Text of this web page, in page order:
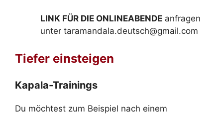
LINK FÜR DIE ONLINEABENDE anfragen
unter taramandala.deutsch@gmail.com
Tiefer einsteigen
Kapala-Trainings
Du möchtest zum Beispiel nach einem